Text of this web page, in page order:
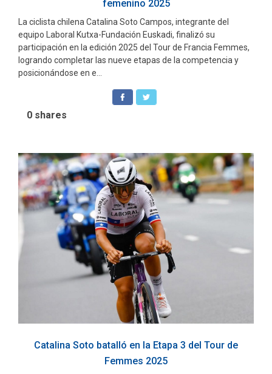
femenino 2025
La ciclista chilena Catalina Soto Campos, integrante del
equipo Laboral Kutxa-Fundación Euskadi, finalizó su
participación en la edición 2025 del Tour de Francia Femmes,
logrando completar las nueve etapas de la competencia y
posicionándose en e...
0 shares
Catalina Soto batalló en la Etapa 3 del Tour de
Femmes 2025